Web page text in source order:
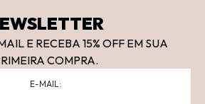
E RECEBA 15% OFF EM SUA
COMPRA.